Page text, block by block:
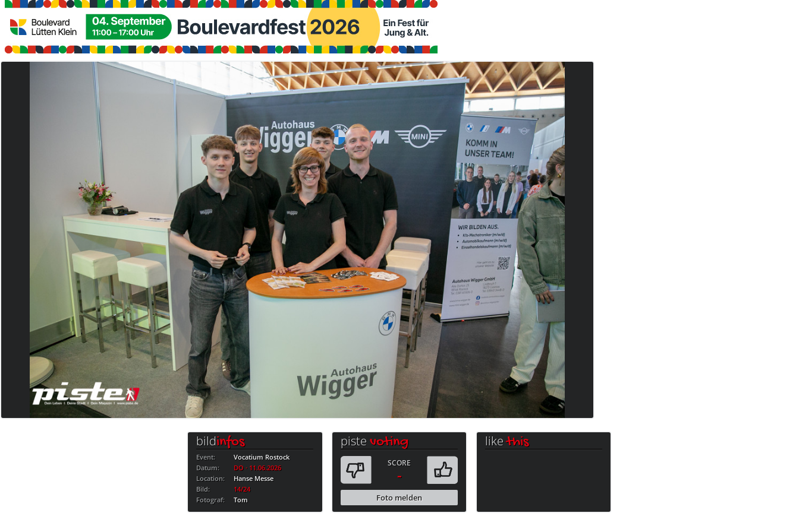
bildinfos
Event:
Vocatium Rostock
Datum:
DO · 11.06.2026
Location:
Hanse Messe
Bild:
14/24
Fotograf:
Tom
pistevoting
SCORE
-
Foto melden
likethis